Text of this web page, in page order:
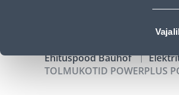
valik
Ehituspood Bauhof
TOLMUKOTID POWERPLUS